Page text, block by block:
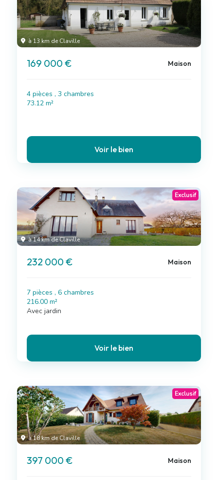
à 13 km de Claville
169 000 € Maison
4 pièces , 3 chambres
73.12 m²
Voir le bien
à 14 km de Claville
Exclusif
232 000 € Maison
7 pièces , 6 chambres
216.00 m²
Avec jardin
Voir le bien
à 18 km de Claville
Exclusif
397 000 € Maison